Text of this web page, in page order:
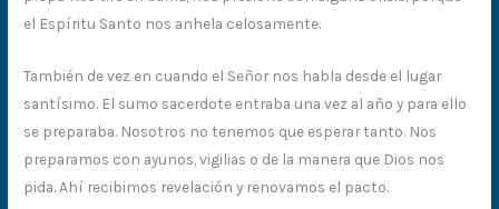
el Espíritu Santo nos anhela celosamente.
También de vez en cuando el Señor nos habla desde el lugar
santísimo. El sumo sacerdote entraba una vez al año y para ello
se preparaba. Nosotros no tenemos que esperar tanto. Nos
preparamos con ayunos, vigilias o de la manera que Dios nos
pida. Ahí recibimos revelación y renovamos el pacto.